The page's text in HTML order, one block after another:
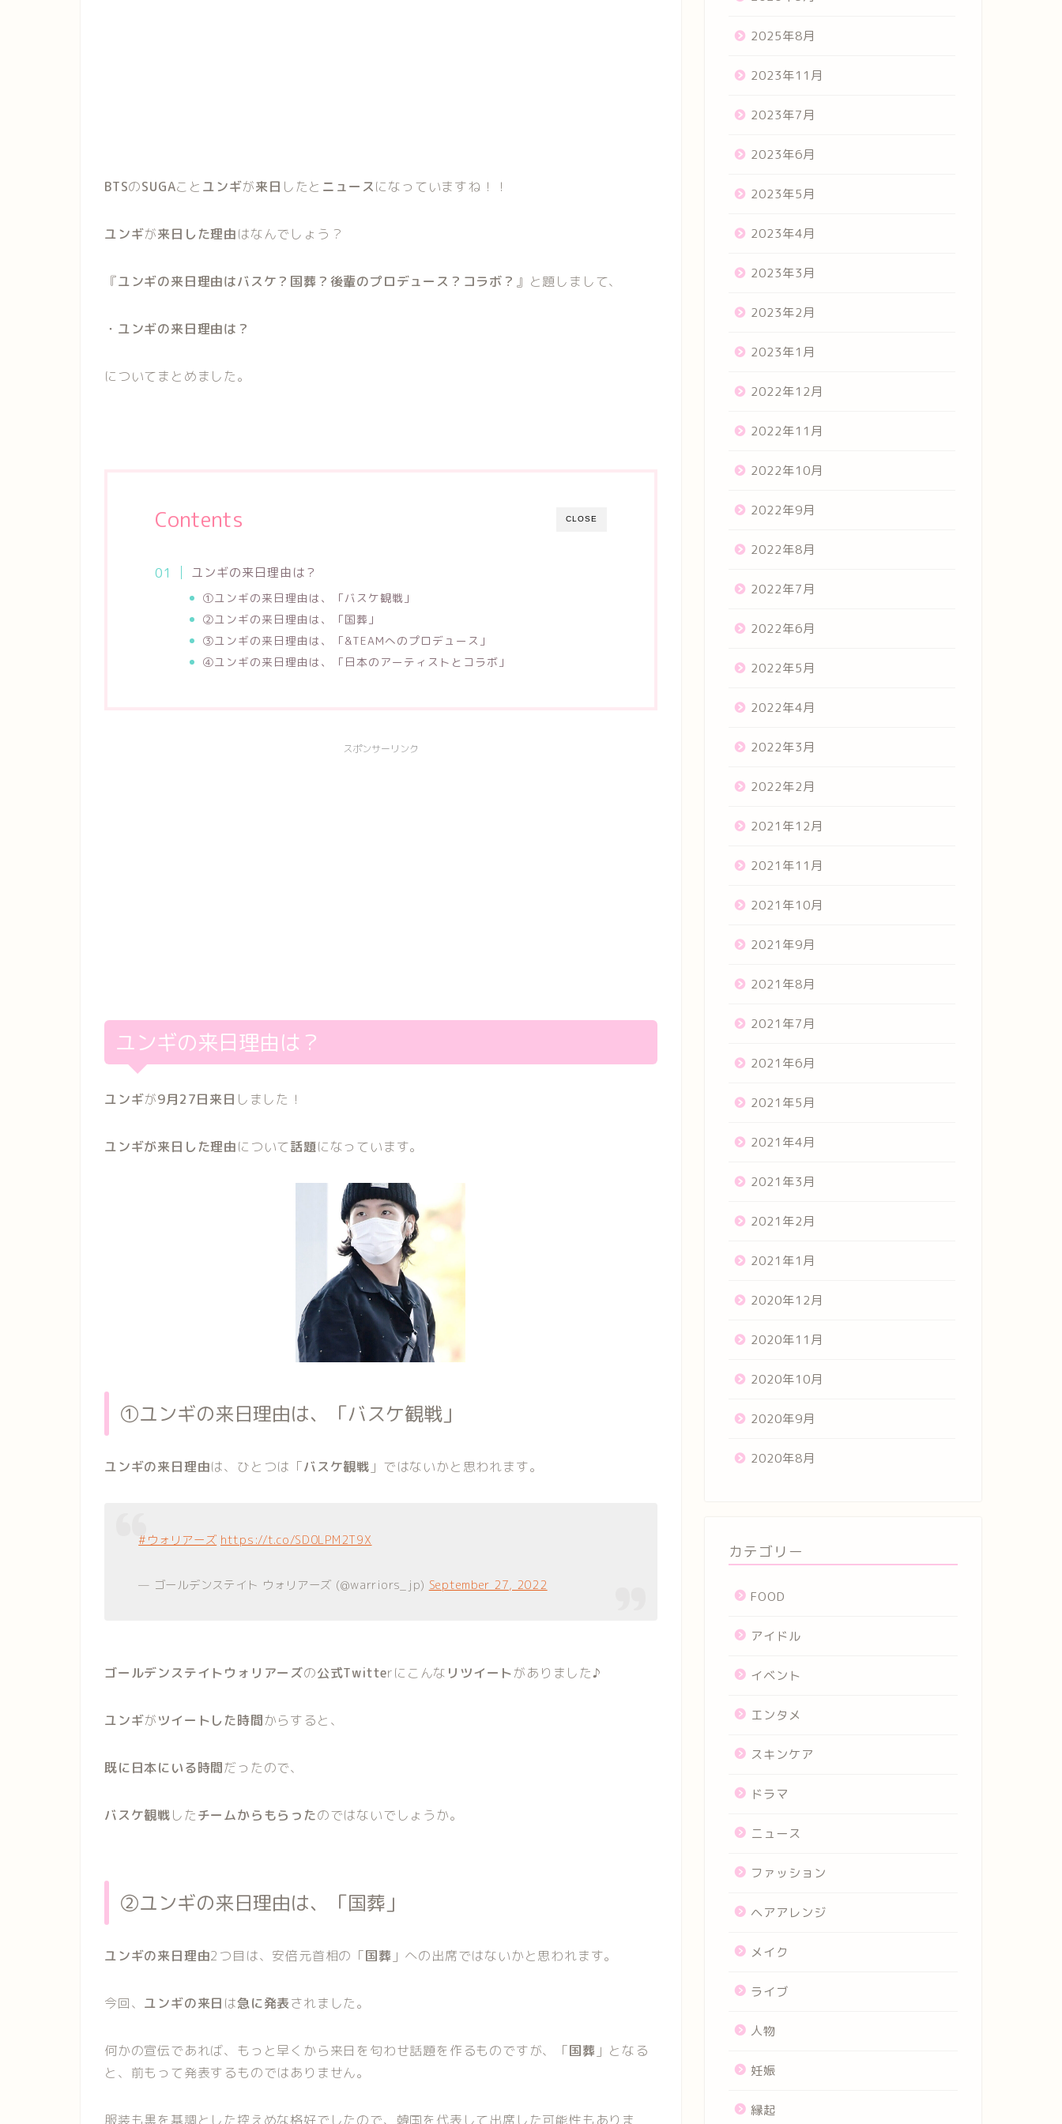
BTSのSUGAこと ユンギが来日 したと ニュースになっていますね！！
ユンギが来日した理由はなんでしょう？
『ユンギの来日理由はバスケ？国葬？後輩のプロデュース？コラボ？ 』と題しまして、
・ユンギの来日理由は？
についてまとめました。
CLOSE
Contents
ユンギの来日理由は？
①ユンギの来日理由は、「バスケ観戦」
②ユンギの来日理由は、「国葬」
③ユンギの来日理由は、「&TEAMへのプロデュース」
④ユンギの来日理由は、「日本のアーティストとコラボ」
スポンサーリンク
ユンギの来日理由は？
ユンギが9月27日来日 しました！
ユンギが来日した理由について話題になっています。
①ユンギの来日理由は、「バスケ観戦」
ユンギの来日理由は、ひとつは「バスケ観戦 」ではないかと思われます。
#ウォリアーズ https://t.co/SD0LPM2T9X
— ゴールデンステイト ウォリアーズ (@warriors_jp) September 27, 2022
ゴールデンステイトウォリアーズの公式Twitterにこんな リツイートがありました♪
ユンギがツイートした時間からすると、
既に日本にいる時間だったので、
バスケ観戦したチームからもらったのではないでしょうか。
②ユンギの来日理由は、「国葬」
ユンギの来日理由2つ目は、安倍元首相の「国葬 」への出席ではないかと思われます。
今回、 ユンギの来日 は急に発表されました。
何かの宣伝であれば、もっと早くから来日を匂わせ話題を作るものですが、「国葬 」となる
と、前もって発表するものではありません。
服装も黒を基調とした控えめな格好でしたので、韓国を代表して出席した可能性もありま
2025年8月
2023年11月
2023年7月
2023年6月
2023年5月
2023年4月
2023年3月
2023年2月
2023年1月
2022年12月
2022年11月
2022年10月
2022年9月
2022年8月
2022年7月
2022年6月
2022年5月
2022年4月
2022年3月
2022年2月
2021年12月
2021年11月
2021年10月
2021年9月
2021年8月
2021年7月
2021年6月
2021年5月
2021年4月
2021年3月
2021年2月
2021年1月
2020年12月
2020年11月
2020年10月
2020年9月
2020年8月
カテゴリー
FOOD
アイドル
イベント
エンタメ
スキンケア
ドラマ
ニュース
ファッション
ヘアアレンジ
メイク
ライブ
人物
妊娠
縁起